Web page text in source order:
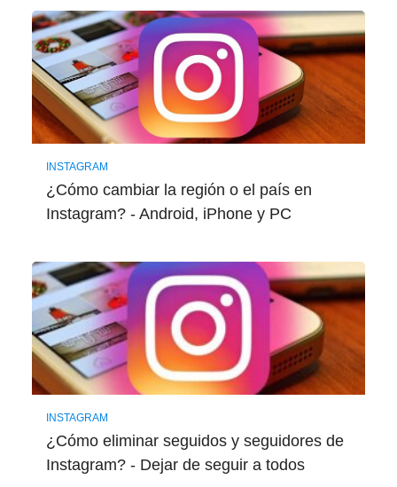
INSTAGRAM
¿Cómo cambiar la región o el país en
Instagram? - Android, iPhone y PC
INSTAGRAM
¿Cómo eliminar seguidos y seguidores de
Instagram? - Dejar de seguir a todos